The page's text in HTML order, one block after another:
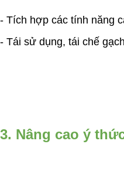
- Tích hợp các tính năng
- Tái sử dụng, tái chế
3. Nâng cao ý